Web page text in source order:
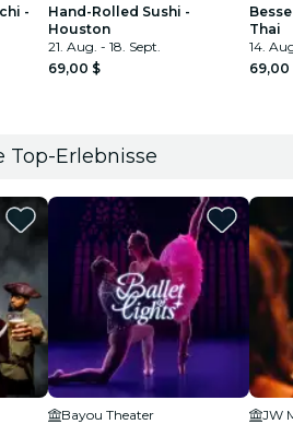
-
Hand-Rolled Sushi -
Houston
21. Aug. - 18. Sept.
69,00 $
Thai
14.
69,00
Top-Erlebnisse
Bayou Theater